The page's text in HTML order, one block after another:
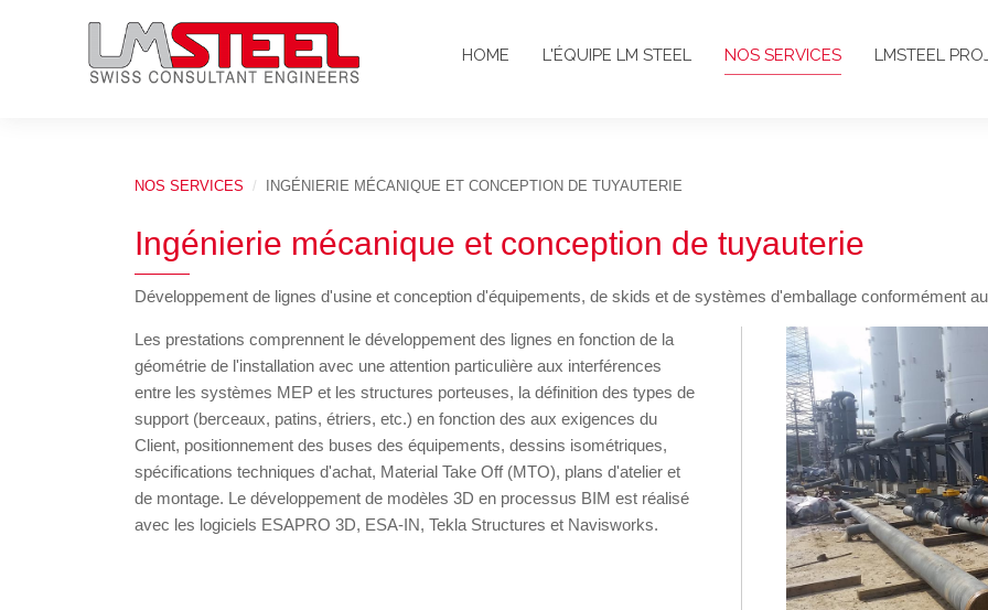
HOME L'ÉQUIPE LM STEEL NOS SERVICES LMSTEEL
NOS SERVICES INGÉNIERIE MÉCANIQUE ET CONCEPTION DE TUYAUTERIE
Ingénierie mécanique et conception de tuyauterie
Développement de lignes d'usine et conception d'équipements, de skids et de systèmes d'emballage conformément
Les prestations comprennent le développement des lignes en fonction de la
géométrie de l'installation avec une attention particulière aux interférences
entre les systèmes MEP et les structures porteuses, la définition des types de
support (berceaux, patins, étriers, etc.) en fonction des aux exigences du
Client, positionnement des buses des équipements, dessins isométriques,
spécifications techniques d'achat, Material Take Off (MTO), plans d'atelier et
de montage. Le développement de modèles 3D en processus BIM est réalisé
avec les logiciels ESAPRO 3D, ESA-IN, Tekla Structures et Navisworks.